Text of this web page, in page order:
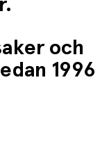
och
1996